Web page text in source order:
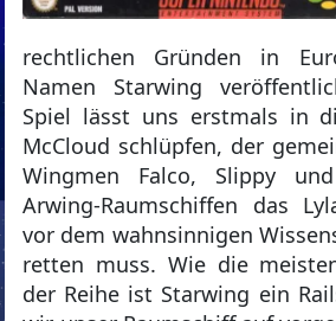
rechtlichen Gründen in
Namen Starwing
Spiel lässt uns erstmals in
McCloud schlüpfen, der
Wingmen Falco, Slippy
Arwing-Raumschiffen das
vor dem wahnsinnigen
retten muss. Wie die
der Reihe ist Starwing ein